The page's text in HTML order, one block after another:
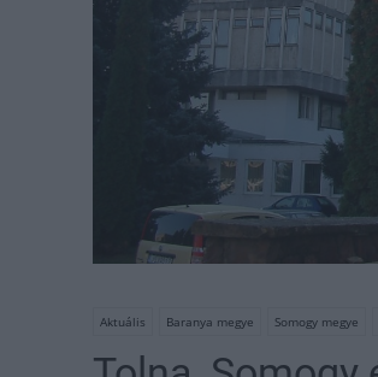
Aktuális Baranya megye Somogy megye